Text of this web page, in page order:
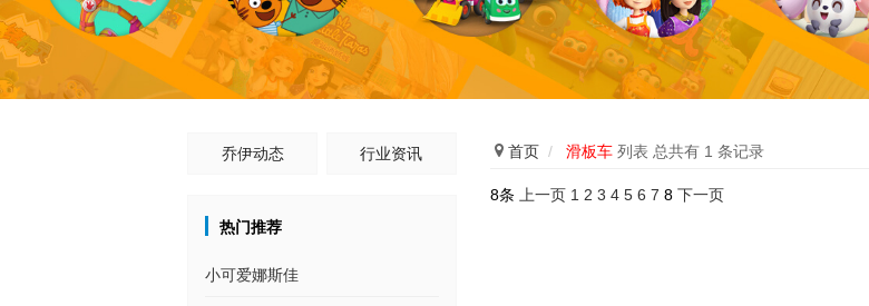
乔伊动态 行业资讯
热门推荐
小可爱娜斯佳
首页 / 滑板车 列表 总共有 1 条记录
8条 上一页 1 2 3 4 5 6 7 8 下一页